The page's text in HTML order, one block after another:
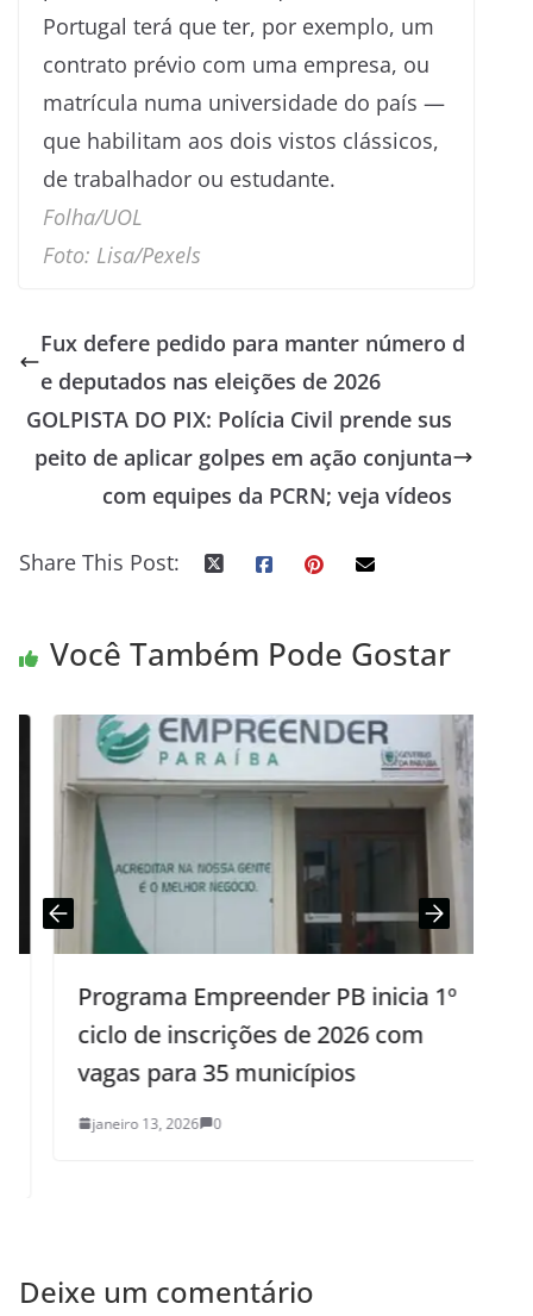
Portugal terá que ter, por exemplo, um
contrato prévio com uma empresa, ou
matrícula numa universidade do país —
que habilitam aos dois vistos clássicos,
de trabalhador ou estudante.
Folha/UOL
Foto: Lisa/Pexels
Fux defere pedido para manter número d
e deputados nas eleições de 2026
GOLPISTA DO PIX: Polícia Civil prende sus
peito de aplicar golpes em ação conjunta
com equipes da PCRN; veja vídeos
Share This Post:
Você Também Pode Gostar
Programa Empreender PB inicia 1º
ciclo de inscrições de 2026 com
vagas para 35 municípios
janeiro 13, 2026 0
Deixe um comentário